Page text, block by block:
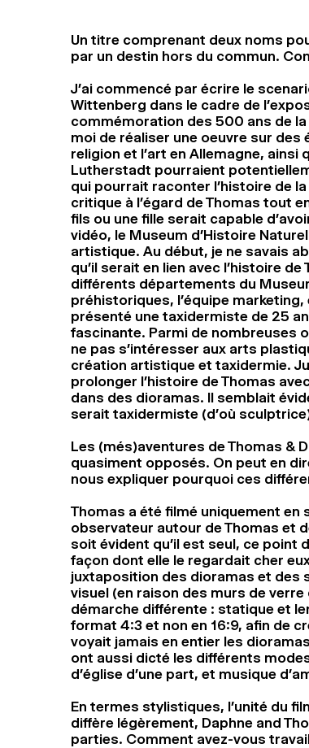
Un titre comprenant deux noms
par un destin hors du commun.
J’ai commencé par écrire le
Wittenberg dans le cadre de
commémoration des 500 ans de
moi de réaliser une oeuvre sur
religion et l’art en Allemagne, ainsi
Lutherstadt pourraient
qui pourrait raconter l’histoire de
critique à l’égard de Thomas tout
fils ou une fille serait capable
vidéo, le Museum d’Histoire
artistique. Au début, je ne savais
qu’il serait en lien avec l’histoire
différents départements du
préhistoriques, l’équipe
présenté une taxidermiste de 25
fascinante. Parmi de nombreuses
ne pas s’intéresser aux arts
création artistique et taxidermie.
prolonger l’histoire de Thomas
dans des dioramas. Il semblait
serait taxidermiste (d’où sculptrice)
Les (més)aventures de Thomas &
quasiment opposés. On peut en
nous expliquer pourquoi ces
Thomas a été filmé uniquement
observateur autour de Thomas et
soit évident qu’il est seul, ce point
façon dont elle le regardait cher
juxtaposition des dioramas et des
visuel (en raison des murs de
démarche différente : statique et
format 4:3 et non en 16:9, afin de
voyait jamais en entier les
ont aussi dicté les différents
d’église d’une part, et musique
En termes stylistiques, l’unité du
diffère légèrement, Daphne and
parties. Comment avez-vous